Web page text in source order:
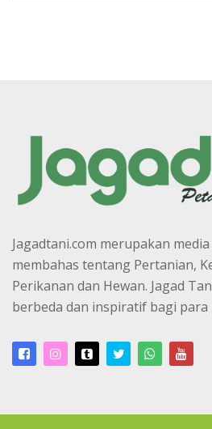
Jagadtani.com merupakan
membahas tentang Pertanian,
Perikanan dan Hewan. Jagad
berbeda dan inspiratif bagi para